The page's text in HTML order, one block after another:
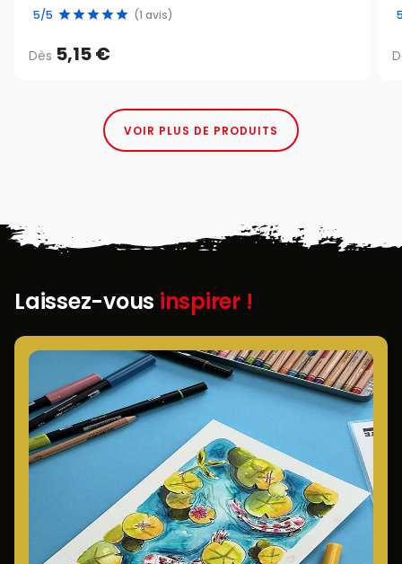
5/5 (1 avis)
Dès 5,15 €
VOIR PLUS DE PRODUITS
Laissez-vous inspirer !